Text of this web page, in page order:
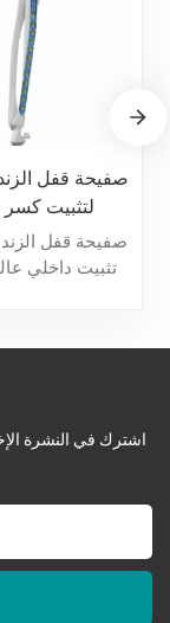
صفيحة قفل
لتثبيت كسر
صفيحة قفل
تثبيت داخلي
لتعزيز التئام العظام.
اشترك في النشرة